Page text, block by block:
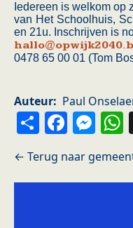
Iedereen is welkom op
van Het Schoolhuis,
en 21u. Inschrijven is
0478 65 00 01 (Tom
Auteur Paul
Share